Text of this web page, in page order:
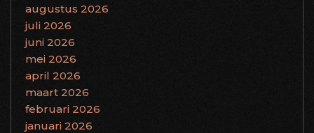
augustus 2026
juli 2026
juni 2026
mei 2026
april 2026
maart 2026
februari 2026
januari 2026